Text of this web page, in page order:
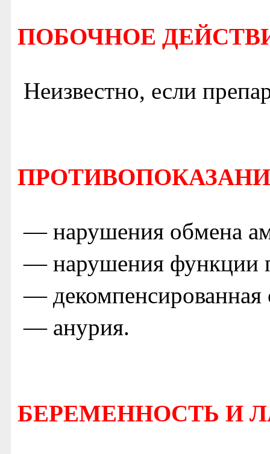
ПОБОЧНОЕ
Неизвестно, если
— нарушения обмена
— нарушения функции
— декомпенсированная
— анурия.
БЕРЕМЕННОСТЬ И